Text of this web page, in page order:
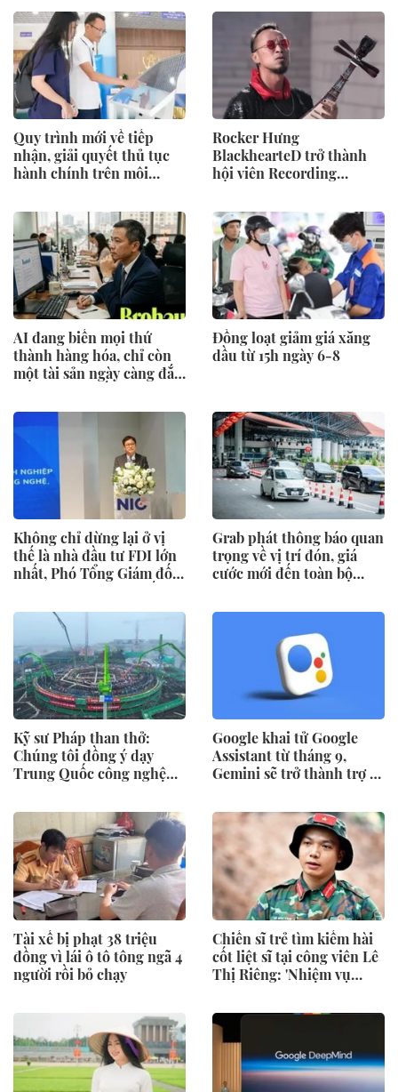
Quy trình mới về tiếp
nhận, giải quyết thủ tục
hành chính trên môi
Rocker Hưng
BlackhearteD trở thành
hội viên Recording
phiếu Grammy
AI đang biến mọi thứ
thành hàng hóa, chỉ còn
một tài sản ngày càng đắt
Đồng loạt giảm giá xăng
dầu từ 15h ngày 6-8
Không chỉ dừng lại ở vị
thế là nhà đầu tư FDI lớn
nhất, Phó Tổng Giám đốc
loạt kế hoạch dành cho
thế hệ trẻ Việt Nam
Grab phát thông báo quan
trọng về vị trí đón, giá
cước mới đến toàn bộ
bay Nội Bài
Kỹ sư Pháp than thở:
Chúng tôi đồng ý dạy
Trung Quốc công nghệ
Trung Quốc vượt xa
Google khai tử Google
Assistant từ tháng 9,
Gemini sẽ trở thành trợ lý
Tài xế bị phạt 38 triệu
đồng vì lái ô tô tông ngã 4
người rồi bỏ chạy
Chiến sĩ trẻ tìm kiếm hài
cốt liệt sĩ tại công viên Lê
Thị Riêng: 'Nhiệm vụ